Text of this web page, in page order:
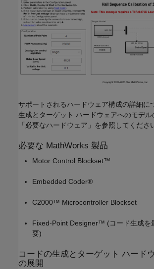
サポートされるハードウェア構成の詳細に
生成とターゲット ハードウェアへのモデ
「必要なハードウェア」を参照してくださ
必要な MathWorks 製品
Motor Control Blockset™
Embedded Coder®
C2000™ Microcontroller Blockset
Fixed-Point Designer™ (コード生成を
要)
コードの生成とターゲット ハード
の展開